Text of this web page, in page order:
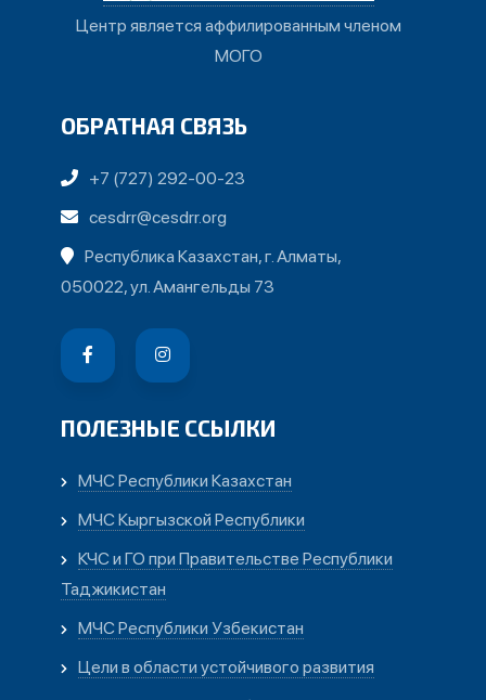
Центр является аффилированным членом
МОГО
ОБРАТНАЯ СВЯЗЬ
+7 (727) 292-00-23
cesdrr@cesdrr.org
Республика Казахстан, г. Алматы,
050022, ул. Амангельды 73
ПОЛЕЗНЫЕ ССЫЛКИ
МЧС Республики Казахстан
МЧС Кыргызской Республики
КЧС и ГО при Правительстве Республики
Таджикистан
МЧС Республики Узбекистан
Цели в области устойчивого развития